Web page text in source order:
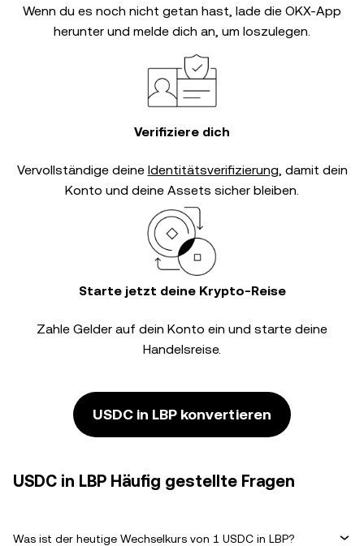
Wenn du es noch nicht getan hast, lade die OKX-App
herunter und melde dich an, um loszulegen.
Verifiziere dich
Vervollständige deine Identitätsverifizierung, damit dein
Konto und deine Assets sicher bleiben.
Starte jetzt deine Krypto-Reise
Zahle Gelder auf dein Konto ein und starte deine
Handelsreise.
USDC in LBP konvertieren
USDC in LBP Häufig gestellte Fragen
Was ist der heutige Wechselkurs von 1 USDC in LBP?